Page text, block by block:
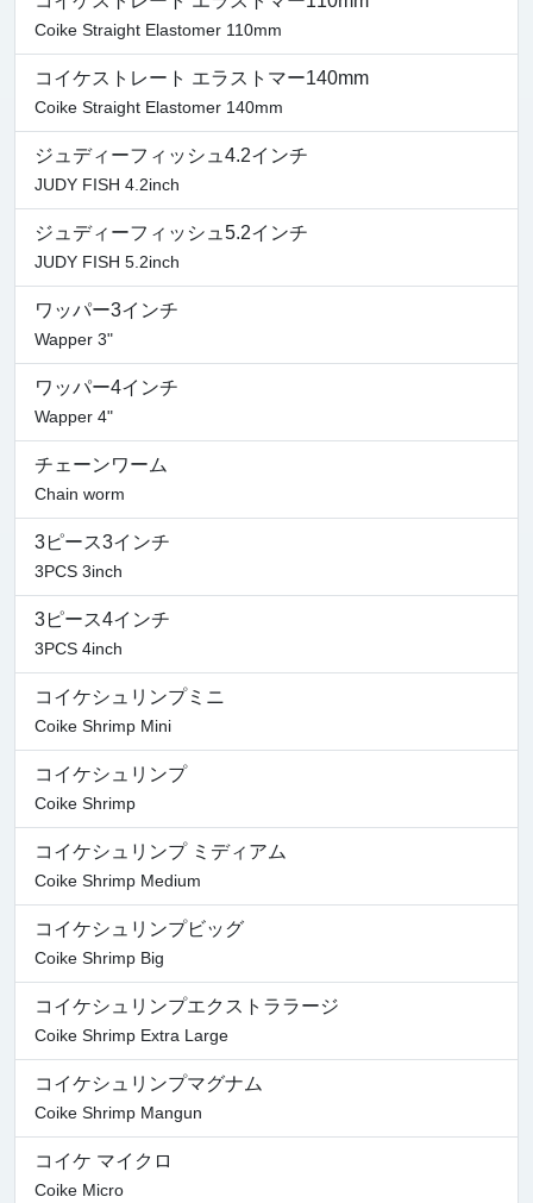
Coike Straight Elastomer 110mm
コイケストレート エラストマー140mm
Coike Straight Elastomer 140mm
ジュディーフィッシュ4.2インチ
JUDY FISH 4.2inch
ジュディーフィッシュ5.2インチ
JUDY FISH 5.2inch
ワッパー3インチ
Wapper 3"
ワッパー4インチ
Wapper 4"
チェーンワーム
Chain worm
3ピース3インチ
3PCS 3inch
3ピース4インチ
3PCS 4inch
コイケシュリンプミニ
Coike Shrimp Mini
コイケシュリンプ
Coike Shrimp
コイケシュリンプ ミディアム
Coike Shrimp Medium
コイケシュリンプビッグ
Coike Shrimp Big
コイケシュリンプエクストララージ
Coike Shrimp Extra Large
コイケシュリンプマグナム
Coike Shrimp Mangun
コイケ マイクロ
Coike Micro